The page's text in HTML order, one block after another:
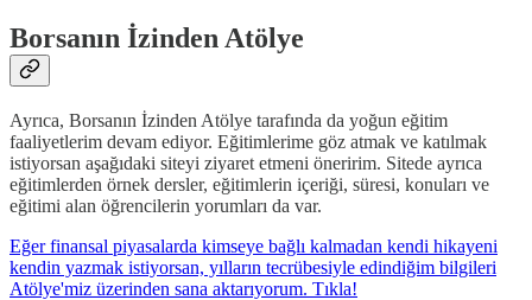
Borsanın İzinden Atölye
Ayrıca, Borsanın İzinden Atölye tarafında da yoğun eğitim
faaliyetlerim devam ediyor. Eğitimlerime göz atmak ve katılmak
istiyorsan aşağıdaki siteyi ziyaret etmeni öneririm. Sitede ayrıca
eğitimlerden örnek dersler, eğitimlerin içeriği, süresi, konuları ve
eğitimi alan öğrencilerin yorumları da var.
Eğer finansal piyasalarda kimseye bağlı kalmadan kendi hikayeni
kendin yazmak istiyorsan, yılların tecrübesiyle edindiğim bilgileri
Atölye'miz üzerinden sana aktarıyorum. Tıkla!